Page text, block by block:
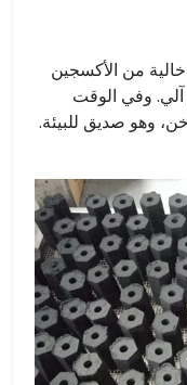
من الأكسجين
وفي الوقت
وهو صديق للبيئة.